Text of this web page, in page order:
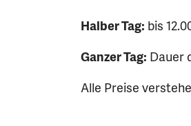
Halber Tag: bis
Ganzer Tag: Dauer
Alle Preise